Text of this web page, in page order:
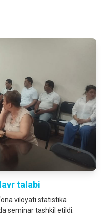
talabi
viloyati statistika
seminar tashkil etildi.